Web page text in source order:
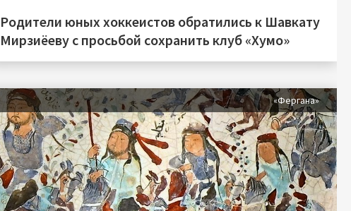
Родители юных хоккеистов обратились к Шавкату
Мирзиёеву с просьбой сохранить клуб «Хумо»
«Фергана»